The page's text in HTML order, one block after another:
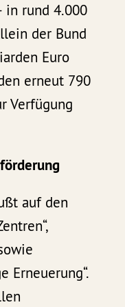
in rund 4.000
der Bund
Euro
erneut 790
Verfügung
auf den
Erneuerung“.